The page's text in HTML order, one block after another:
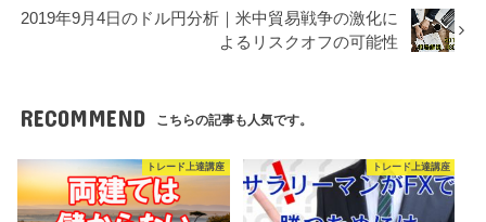
2019年9月4日のドル円分析｜米中貿易戦争の激化に
よるリスクオフの可能性
RECOMMEND こちらの記事も人気です。
トレード上達講座 トレード上達講座